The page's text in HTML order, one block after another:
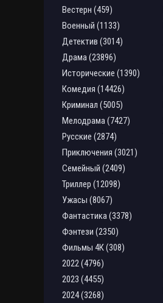
Вестерн (459)
Военный (1133)
Детектив (3014)
Драма (23896)
Исторические (1390)
Комедия (14426)
Криминал (5005)
Мелодрама (7427)
Русские (2874)
Приключения (3021)
Семейный (2409)
Триллер (12098)
Ужасы (8067)
Фантастика (3378)
Фэнтези (2350)
Фильмы 4К (308)
2022 (4796)
2023 (4455)
2024 (3268)